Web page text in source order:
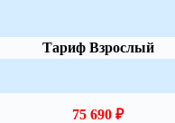
Тариф Взрослый
75 690 ₽